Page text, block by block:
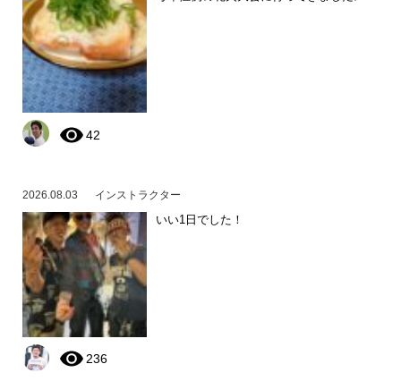
42
2026.08.03 インストラクター
いい1日でした！
236